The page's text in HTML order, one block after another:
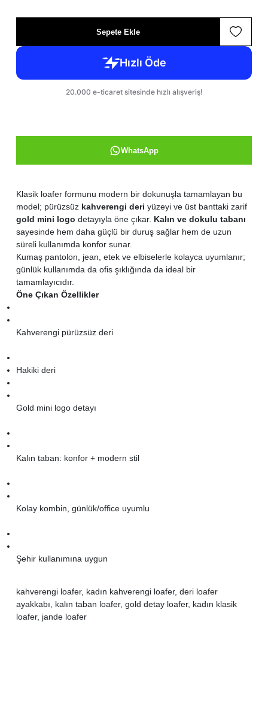
Klasik loafer formunu modern bir dokunuşla tamamlayan bu
model; pürüzsüz kahverengi deri yüzeyi ve üst banttaki zarif
gold mini logo detayıyla öne çıkar. Kalın ve dokulu tabanı
sayesinde hem daha güçlü bir duruş sağlar hem de uzun
süreli kullanımda konfor sunar.
Kumaş pantolon, jean, etek ve elbiselerle kolayca uyumlanır;
günlük kullanımda da ofis şıklığında da ideal bir
tamamlayıcıdır.
Öne Çıkan Özellikler
Kahverengi pürüzsüz deri
Hakiki deri
Gold mini logo detayı
Kalın taban: konfor + modern stil
Kolay kombin, günlük/office uyumlu
Şehir kullanımına uygun
kahverengi loafer, kadın kahverengi loafer, deri loafer
ayakkabı, kalın taban loafer, gold detay loafer, kadın klasik
loafer, jande loafer
Sepete Ekle
WhatsApp